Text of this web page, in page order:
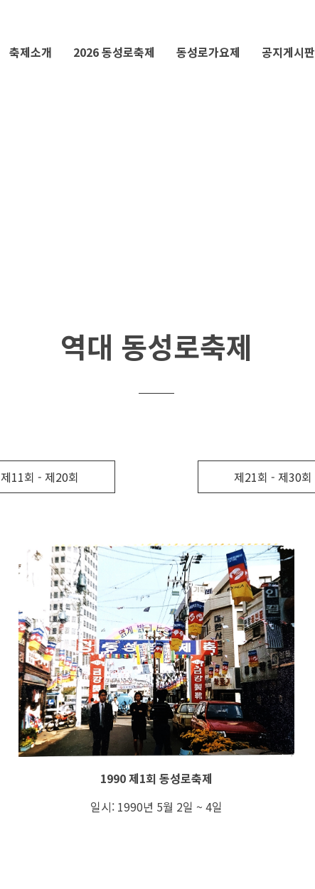
축제소개 2026 동성로축제 동성로가요제 공지게시판
역대 동성로축제
제11회 - 제20회 제21회 - 제30회
1990 제1회 동성로축제
일시: 1990년 5월 2일 ~ 4일